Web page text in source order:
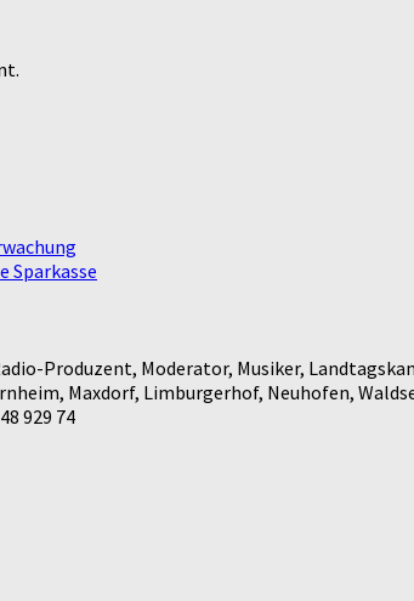
Sparkasse
Produzent, Moderator, Musiker,
Maxdorf, Limburgerhof, Neuhofen,
929 74